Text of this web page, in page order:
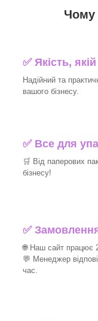
Чому
✅ Якість,
Надійний та
вашого бізнесу.
✅ Все для
🛒 Від паперових
бізнесу!
✅
🌐 Наш сайт працює
💬 Менеджер
час.